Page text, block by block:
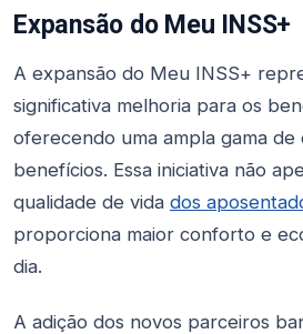
Expansão do Meu INSS+
A expansão do Meu INSS+
significativa melhoria para os
oferecendo uma ampla gama de
benefícios. Essa iniciativa não
qualidade de vida dos
proporciona maior conforto e
dia.
A adição dos novos parceiros